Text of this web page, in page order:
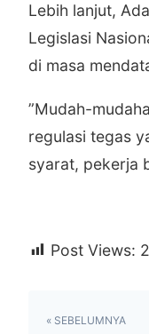
​​Lebih lanjut,
Legislasi
di masa
​”Mudah-
regulasi tegas
syarat, pekerja
Post Views:
« SEBELUMNYA